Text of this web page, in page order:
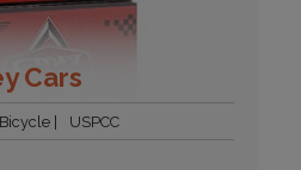
Cars
Bicycle USPCC